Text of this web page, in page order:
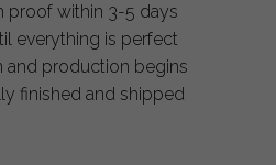
proof within 3-5 days
everything is perfect
and production begins
finished and shipped